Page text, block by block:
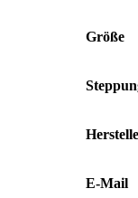
Größe
E-Mail